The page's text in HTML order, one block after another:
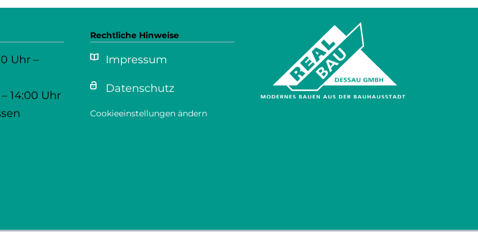
Uhr –
14:00 Uhr
Rechtliche Hinweise
Impressum
Datenschutz
Cookieeinstellungen ändern